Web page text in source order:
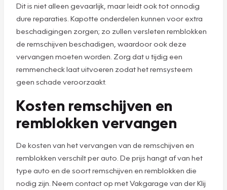
Dit is niet alleen gevaarlijk, maar leidt ook tot onnodig
dure reparaties. Kapotte onderdelen kunnen voor extra
beschadigingen zorgen; zo zullen versleten remblokken
de remschijven beschadigen, waardoor ook deze
vervangen moeten worden. Zorg dat u tijdig een
remmencheck laat uitvoeren zodat het remsysteem
geen schade veroorzaakt.
Kosten remschijven en
remblokken vervangen
De kosten van het vervangen van de remschijven en
remblokken verschilt per auto. De prijs hangt af van het
type auto en de soort remschijven en remblokken die
nodig zijn. Neem contact op met Vakgarage van der Klij